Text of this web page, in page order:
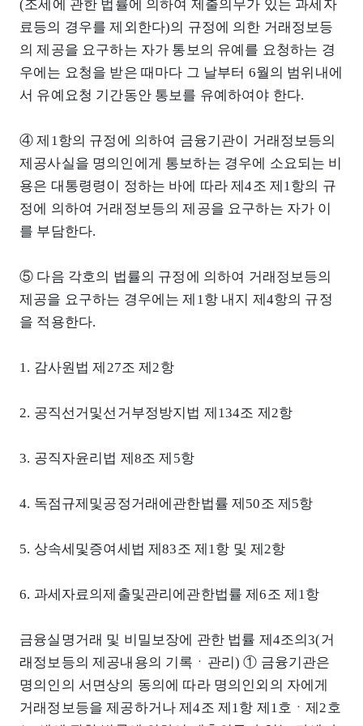
(조세에 관한 법률에 의하여 제출의무가 있는 과세자
료등의 경우를 제외한다)의 규정에 의한 거래정보등
의 제공을 요구하는 자가 통보의 유예를 요청하는 경
우에는 요청을 받은 때마다 그 날부터 6월의 범위내에
서 유예요청 기간동안 통보를 유예하여야 한다.
④ 제1항의 규정에 의하여 금융기관이 거래정보등의
제공사실을 명의인에게 통보하는 경우에 소요되는 비
용은 대통령령이 정하는 바에 따라 제4조 제1항의 규
정에 의하여 거래정보등의 제공을 요구하는 자가 이
를 부담한다.
⑤ 다음 각호의 법률의 규정에 의하여 거래정보등의
제공을 요구하는 경우에는 제1항 내지 제4항의 규정
을 적용한다.
1. 감사원법 제27조 제2항
2. 공직선거및선거부정방지법 제134조 제2항
3. 공직자윤리법 제8조 제5항
4. 독점규제및공정거래에관한법률 제50조 제5항
5. 상속세및증여세법 제83조 제1항 및 제2항
6. 과세자료의제출및관리에관한법률 제6조 제1항
금융실명거래 및 비밀보장에 관한 법률 제4조의3(거
래정보등의 제공내용의 기록ㆍ관리) ① 금융기관은
명의인의 서면상의 동의에 따라 명의인외의 자에게
거래정보등을 제공하거나 제4조 제1항 제1호ㆍ제2호